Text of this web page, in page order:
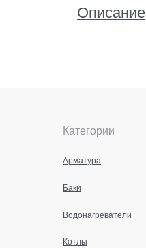
Описание
Категории
Арматура
Баки
Водонагреватели
Котлы